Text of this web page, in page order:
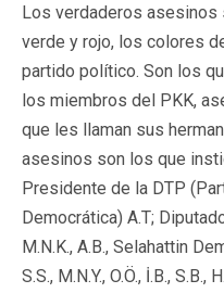
Los verdaderos asesinos
verde y rojo, los colores
partido político. Son los
los miembros del PKK,
que les llaman sus
asesinos son los que
Presidente de la DTP
Democrática) A.T;
M.N.K., A.B., Selahattin
S.S., M.N.Y., O.Ö., İ.B., S.B.,